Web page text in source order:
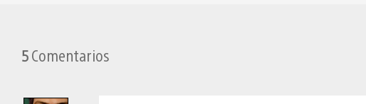
5Comentarios